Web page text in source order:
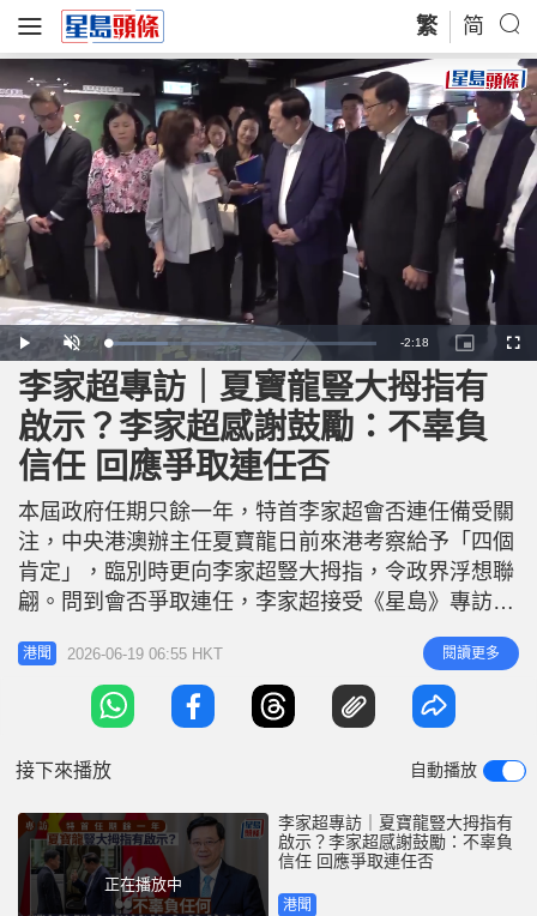
繁 简
P
l
a
y
U
n
m
u
t
e
L
o
a
d
e
d
:
2
2
.
1
7
R
e
m
n
n
-2:18
P
i
c
t
u
r
e
-
c
t
u
F
u
李家超專訪｜夏寶龍豎大拇指有
啟示？李家超感謝鼓勵：不辜負
信任 回應爭取連任否
本屆政府任期只餘一年，特首李家超會否連任備受關
注，中央港澳辦主任夏寶龍日前來港考察給予「四個
肯定」，臨別時更向李家超豎大拇指，令政界浮想聯
翩。問到會否爭取連任，李家超接受《星島》專訪時
表示，任何人在位首要考慮是做好自己工作，特首的
使命更要做到最好，並經常反省會否有更好的方法，
目前先全神貫注工作，連任與否問題「言之尚早」。
李家超：一年時間可落實很多政策 李家超指，一年
港聞 2026-06-19 06:55 HKT 閱讀更多
接下來播放 自動播放
正在播放中
李家超專訪｜夏寶龍豎大拇指有
啟示？李家超感謝鼓勵：不辜負
信任 回應爭取連任否
港聞